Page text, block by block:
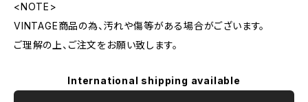
<NOTE>
VINTAGE商品の為、汚れや傷等がある場合がございます。
ご理解の上、ご注文をお願い致します。
International shipping available